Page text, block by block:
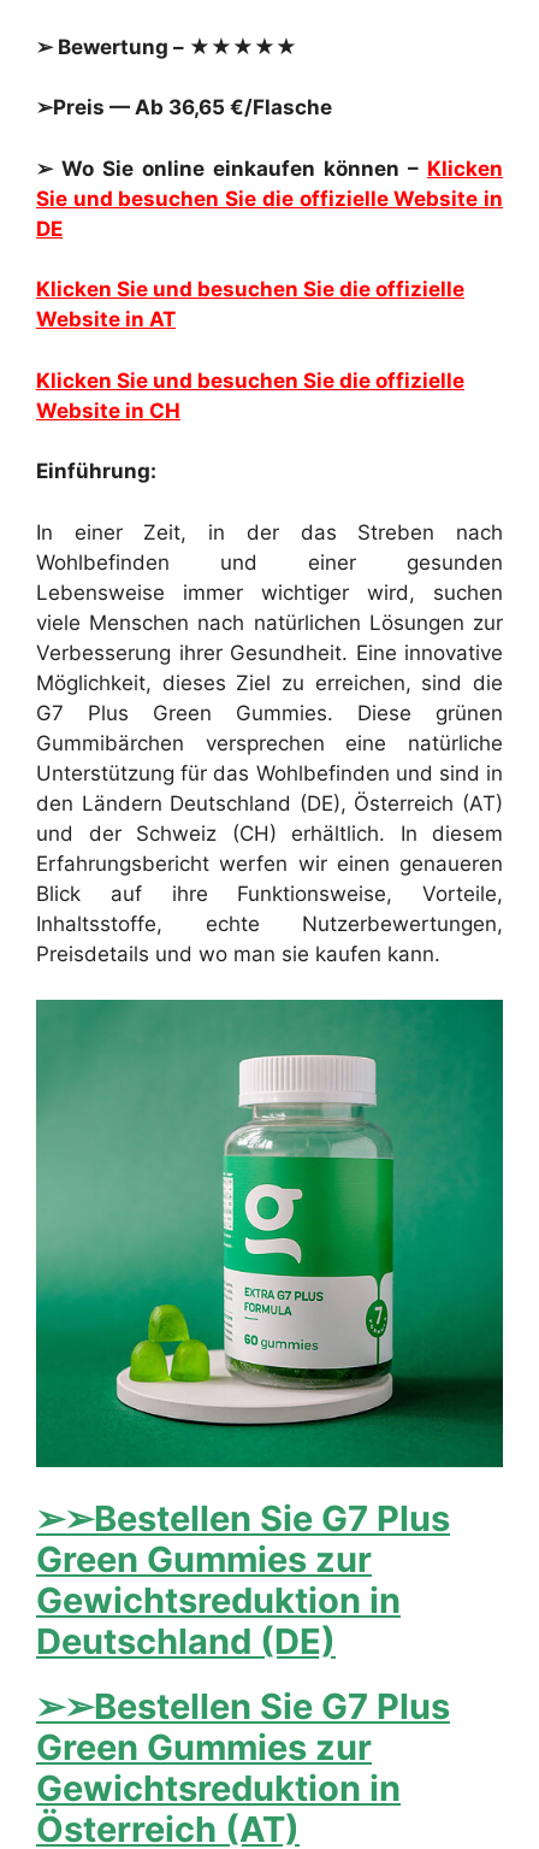
➢ Bewertung – ★★★★★
➢Preis — Ab 36,65 €/Flasche
➢ Wo Sie online einkaufen können – Klicken
Sie und besuchen Sie die offizielle Website in
DE
Klicken Sie und besuchen Sie die offizielle
Website in AT
Klicken Sie und besuchen Sie die offizielle
Website in CH
Einführung:
In einer Zeit, in der das Streben nach
Wohlbefinden und einer gesunden
Lebensweise immer wichtiger wird, suchen
viele Menschen nach natürlichen Lösungen zur
Verbesserung ihrer Gesundheit. Eine innovative
Möglichkeit, dieses Ziel zu erreichen, sind die
G7 Plus Green Gummies. Diese grünen
Gummibärchen versprechen eine natürliche
Unterstützung für das Wohlbefinden und sind in
den Ländern Deutschland (DE), Österreich (AT)
und der Schweiz (CH) erhältlich. In diesem
Erfahrungsbericht werfen wir einen genaueren
Blick auf ihre Funktionsweise, Vorteile,
Inhaltsstoffe, echte Nutzerbewertungen,
Preisdetails und wo man sie kaufen kann.
➢➢Bestellen Sie G7 Plus
Green Gummies zur
Gewichtsreduktion in
Deutschland (DE)
➢➢Bestellen Sie G7 Plus
Green Gummies zur
Gewichtsreduktion in
Österreich (AT)